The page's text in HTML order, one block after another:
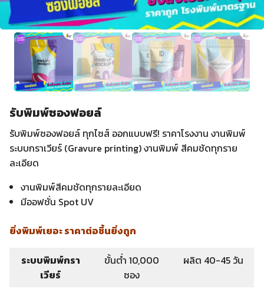
รับพิมพ์ซองฟอยล์
รับพิมพ์ซองฟอยล์ ทุกไซส์ ออกแบบฟรี! ราคาโรงงาน งานพิมพ์
ระบบกราเวียร์ (Gravure printing) งานพิมพ์ สีคมชัดทุกราย
ละเอียด
งานพิมพ์สีคมชัดทุกรายละเอียด
มีออฟชั่น Spot UV
ยิ่งพิมพ์เยอะ ราคาต่อชิ้นยิ่งถูก
ระบบพิมพ์กรา
เวียร์
ขั้นต่ำ 10,000
ซอง
ผลิต 40-45 วัน